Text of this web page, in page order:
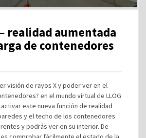
– realidad aumentada
de contenedores
visión de rayos X y poder ver en el
en el mundo virtual de LLOG
activar este nueva función de realidad
y el techo de los contenedores
y podrás ver en su interior. De